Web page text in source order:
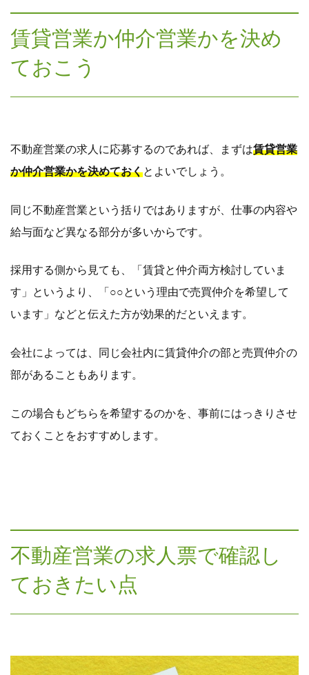
賃貸営業か仲介営業かを決め
ておこう
不動産営業の求人に応募するのであれば、まずは賃貸営業
か仲介営業かを決めておくとよいでしょう。
同じ不動産営業という括りではありますが、仕事の内容や
給与面など異なる部分が多いからです。
採用する側から見ても、「賃貸と仲介両方検討していま
す」というより、「○○という理由で売買仲介を希望して
います」などと伝えた方が効果的だといえます。
会社によっては、同じ会社内に賃貸仲介の部と売買仲介の
部があることもあります。
この場合もどちらを希望するのかを、事前にはっきりさせ
ておくことをおすすめします。
不動産営業の求人票で確認し
ておきたい点